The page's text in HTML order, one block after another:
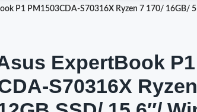
P1 PM1503CDA-S70316X Ryzen 7 170/ 16GB/
ExpertBook P1
S70316X